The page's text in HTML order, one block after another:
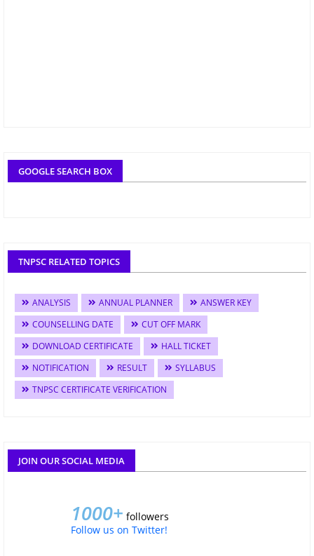
GOOGLE SEARCH BOX
TNPSC RELATED TOPICS
ANALYSIS ANNUAL PLANNER
ANSWER KEY
COUNSELLING DATE
CUT OFF MARK
DOWNLOAD CERTIFICATE
HALL TICKET
NOTIFICATION
RESULT
SYLLABUS
TNPSC CERTIFICATE VERIFICATION
JOIN OUR SOCIAL MEDIA
1000+ followers
Follow us on Twitter!